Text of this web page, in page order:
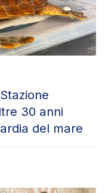
30 anni
del mare